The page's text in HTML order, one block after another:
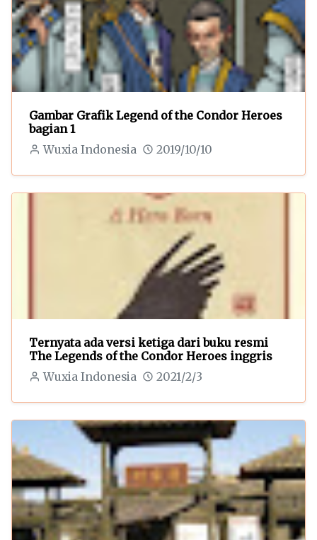
Gambar Grafik Legend of the Condor Heroes
bagian 1
Wuxia Indonesia 2019/10/10
Ternyata ada versi ketiga dari buku resmi
The Legends of the Condor Heroes inggris
Wuxia Indonesia 2021/2/3